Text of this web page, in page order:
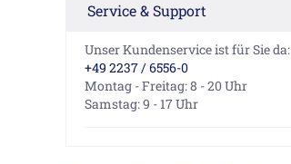
Service & Support
Unser Kundenservice ist für Sie da:
+49 2237 / 6556-0
Montag - Freitag: 8 - 20 Uhr
Samstag: 9 - 17 Uhr